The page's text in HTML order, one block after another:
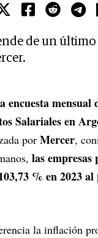
de un
encuesta mensual
Salariales en
por Mercer,
las
% en 2023
la inflación